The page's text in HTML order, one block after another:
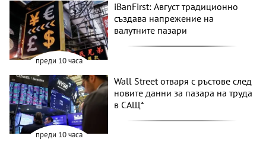
преди 10 часа
iBanFirst: Август традиционно
създава напрежение на
валутните пазари
преди 10 часа
Wall Street отваря с ръстове след
новите данни за пазара на труда
в САЩ*